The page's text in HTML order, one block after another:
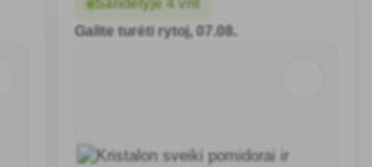
Sandėlyje 4 vnt
Galite turėti rytoj, 07.08.